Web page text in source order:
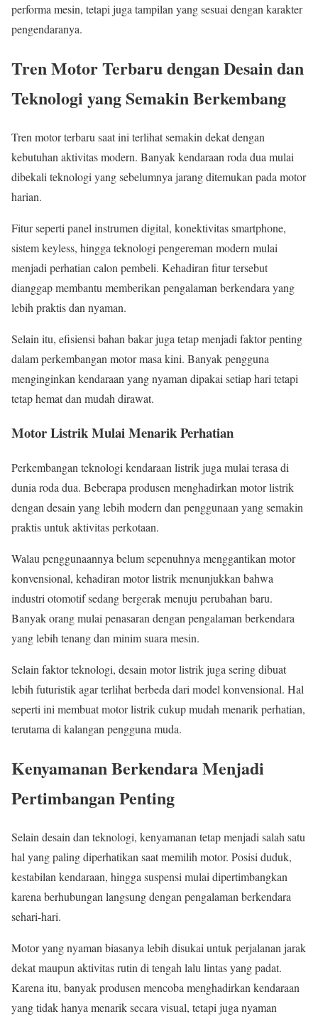
performa mesin, tetapi juga tampilan yang sesuai dengan karakter
pengendaranya.
Tren Motor Terbaru dengan Desain dan
Teknologi yang Semakin Berkembang
Tren motor terbaru saat ini terlihat semakin dekat dengan
kebutuhan aktivitas modern. Banyak kendaraan roda dua mulai
dibekali teknologi yang sebelumnya jarang ditemukan pada motor
harian.
Fitur seperti panel instrumen digital, konektivitas smartphone,
sistem keyless, hingga teknologi pengereman modern mulai
menjadi perhatian calon pembeli. Kehadiran fitur tersebut
dianggap membantu memberikan pengalaman berkendara yang
lebih praktis dan nyaman.
Selain itu, efisiensi bahan bakar juga tetap menjadi faktor penting
dalam perkembangan motor masa kini. Banyak pengguna
menginginkan kendaraan yang nyaman dipakai setiap hari tetapi
tetap hemat dan mudah dirawat.
Motor Listrik Mulai Menarik Perhatian
Perkembangan teknologi kendaraan listrik juga mulai terasa di
dunia roda dua. Beberapa produsen menghadirkan motor listrik
dengan desain yang lebih modern dan penggunaan yang semakin
praktis untuk aktivitas perkotaan.
Walau penggunaannya belum sepenuhnya menggantikan motor
konvensional, kehadiran motor listrik menunjukkan bahwa
industri otomotif sedang bergerak menuju perubahan baru.
Banyak orang mulai penasaran dengan pengalaman berkendara
yang lebih tenang dan minim suara mesin.
Selain faktor teknologi, desain motor listrik juga sering dibuat
lebih futuristik agar terlihat berbeda dari model konvensional. Hal
seperti ini membuat motor listrik cukup mudah menarik perhatian,
terutama di kalangan pengguna muda.
Kenyamanan Berkendara Menjadi
Pertimbangan Penting
Selain desain dan teknologi, kenyamanan tetap menjadi salah satu
hal yang paling diperhatikan saat memilih motor. Posisi duduk,
kestabilan kendaraan, hingga suspensi mulai dipertimbangkan
karena berhubungan langsung dengan pengalaman berkendara
sehari-hari.
Motor yang nyaman biasanya lebih disukai untuk perjalanan jarak
dekat maupun aktivitas rutin di tengah lalu lintas yang padat.
Karena itu, banyak produsen mencoba menghadirkan kendaraan
yang tidak hanya menarik secara visual, tetapi juga nyaman